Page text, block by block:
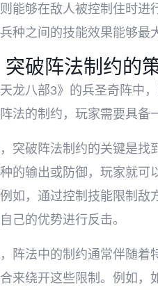
能够在敌人被控制住时进
种之间的技能效果能够最
突破阵法制约的
龙八部3》的兵圣奇阵中
法的制约，玩家需要具备
突破阵法制约的关键是找
的输出或防御，玩家就可
如，通过控制技能限制敌
己的优势进行反击。
阵法中的制约通常伴随着
来绕开这些限制。例如，